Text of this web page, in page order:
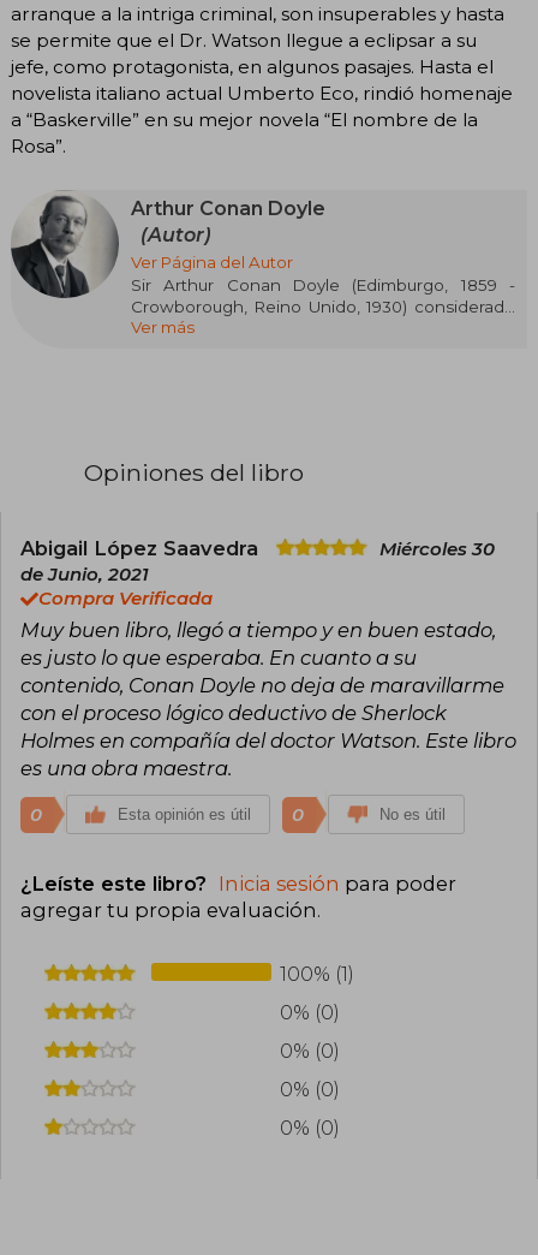
arranque a la intriga criminal, son insuperables y hasta
se permite que el Dr. Watson llegue a eclipsar a su
jefe, como protagonista, en algunos pasajes. Hasta el
novelista italiano actual Umberto Eco, rindió homenaje
a “Baskerville” en su mejor novela “El nombre de la
Rosa”.
Arthur Conan Doyle
(Autor)
Ver Página del Autor
Sir Arthur Conan Doyle (Edimburgo, 1859 -
Crowborough, Reino Unido, 1930) considerado
el maestro de la literatura policiaca fue un
Cursó sus estudios en las universidades de
médico en Southsea, Inglaterra.
Para complementar sus escasos ingresos,
escribió una novela de misterio titulada Estudio
en escarlata, que se convirtió en la primera de
las sesenta y ocho historias protagonizadas por
uno de los detectives más célebres de la
literatura: Sherlock Holmes.
Ver más
Opiniones del libro
Abigail López Saavedra
Miércoles 30
de Junio, 2021
Compra Verificada
Muy buen libro, llegó a tiempo y en buen estado,
es justo lo que esperaba. En cuanto a su
contenido, Conan Doyle no deja de maravillarme
con el proceso lógico deductivo de Sherlock
Holmes en compañía del doctor Watson. Este libro
es una obra maestra.
0 Esta opinión es útil 0 No es útil
¿Leíste este libro? Inicia sesión para poder
agregar tu propia evaluación.
100% (1)
0% (0)
0% (0)
0% (0)
0% (0)